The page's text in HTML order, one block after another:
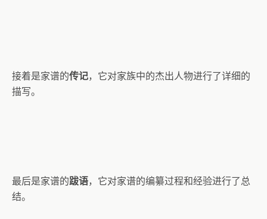
接着是家谱的传记，它对家族中的杰出人物进行了详细的
描写。
最后是家谱的跋语，它对家谱的编纂过程和经验进行了总
结。